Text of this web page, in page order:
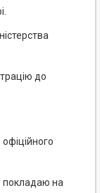
до
покладаю на